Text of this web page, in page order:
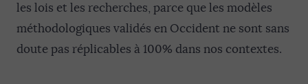
les lois et les recherches, parce que les modèles
méthodologiques validés en Occident ne sont sans
doute pas réplicables à 100% dans nos contextes.